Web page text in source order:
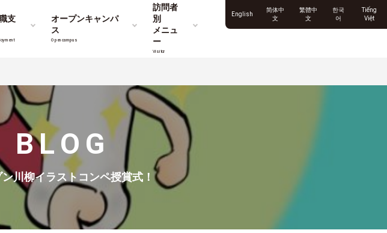
支
オープンキャンパ
ス
Opencampus
訪問者
別
メニュ
ー
Visitor
English
简体中
文
繁體中
文
한국
어
Tiếng
Việt
BLOG
川柳イラストコンペ授賞式！